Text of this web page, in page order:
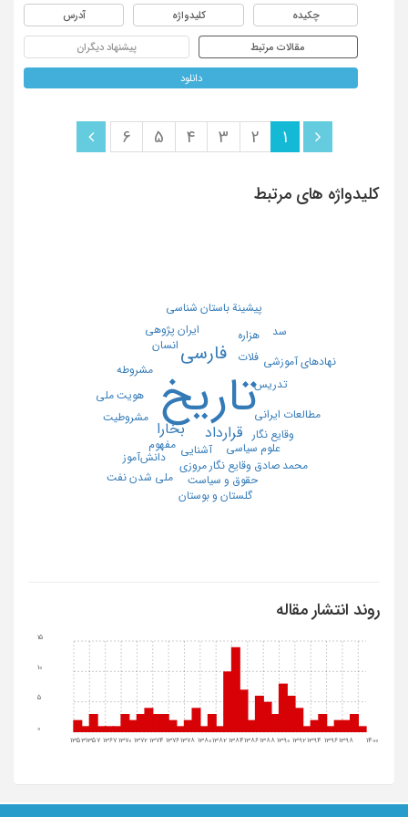
چکیده کلیدواژه آدرس
مقالات مرتبط پیشنهاد دیگران
دانلود
1
2
3
4
5
6
کلیدواژه های مرتبط
تاریخ
فارسی
بخارا قرارداد
آشنایی
فلات
انسان
ایران پژوهی
پیشینة باستان شناسی
تدریس
علوم سیاسی
محمد صادق وقایع نگار مروزی
مشروطه
مشروطیت مطالعات ایرانی
مفهوم
نهادهای آموزشی
هویت ملی
وقایع نگار
حقوق و سیاست
دانش‌آموز
سد
گلستان و بوستان
ملی شدن نفت
هزاره
روند انتشار مقاله
13531357 1367 1370 1372 1374 13761378 13801382 138413861388 1390 13921394 13961398 1400
0
5
10
15